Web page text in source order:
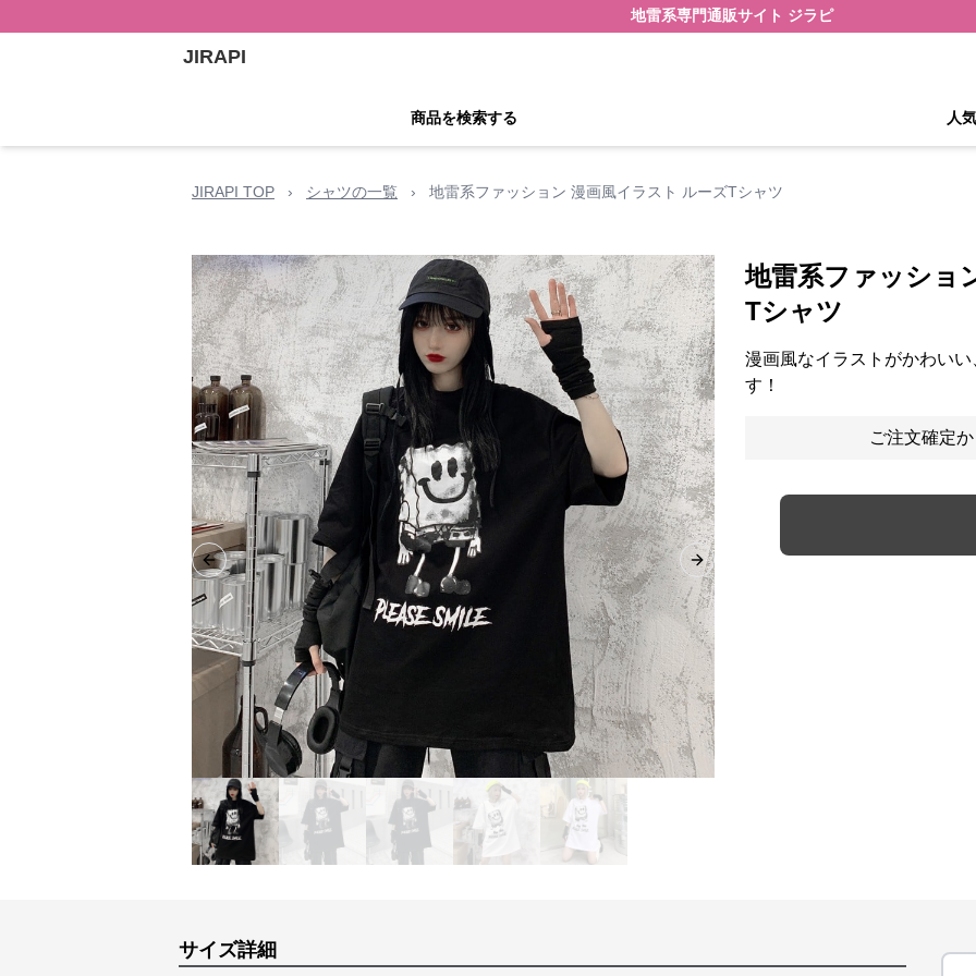
地雷系専門通販サイト ジラピ
JIRAPI
商品を検索する 人
JIRAPI TOP › シャツの一覧 › 地雷系ファッション 漫画風イラスト ルーズTシャツ
Previous slide Next slide
地雷系ファッショ
Tシャツ
漫画風なイラストがかわい
す！
ご注文確定
サイズ詳細